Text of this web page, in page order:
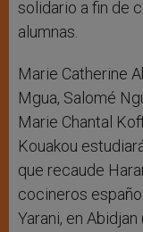
solidario a fin de
alumnas.
Marie Catherine
Mgua, Salomé
Marie Chantal
Kouakou
que recaude
cocineros
Yarani, en